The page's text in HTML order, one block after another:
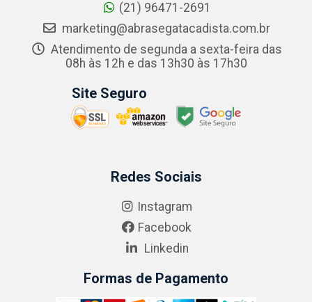
(21) 96471-2691
marketing@abrasegatacadista.com.br
Atendimento de segunda a sexta-feira das
08h às 12h e das 13h30 às 17h30
Site Seguro
Redes Sociais
Instagram
Facebook
Linkedin
Formas de Pagamento